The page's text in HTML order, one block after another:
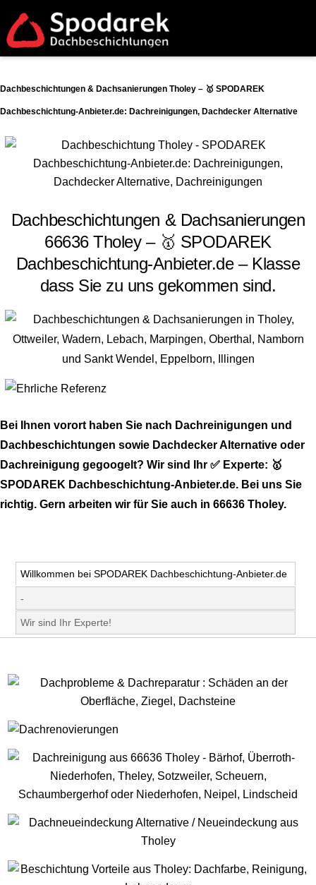
Dachbeschichtungen & Dachsanierungen Tholey – 🥇 SPODAREK
Dachbeschichtung-Anbieter.de: Dachreinigungen, Dachdecker Alternative
Dachbeschichtungen & Dachsanierungen
66636 Tholey – 🥇 SPODAREK
Dachbeschichtung-Anbieter.de – Klasse
dass Sie zu uns gekommen sind.
Bei Ihnen vorort haben Sie nach Dachreinigungen und
Dachbeschichtungen sowie Dachdecker Alternative oder
Dachreinigung gegoogelt? Wir sind Ihr ✅ Experte: 🥇
SPODAREK Dachbeschichtung-Anbieter.de. Bei uns Sie
richtig. Gern arbeiten wir für Sie auch in 66636 Tholey.
Willkommen bei SPODAREK Dachbeschichtung-Anbieter.de
-
Wir sind Ihr Experte!